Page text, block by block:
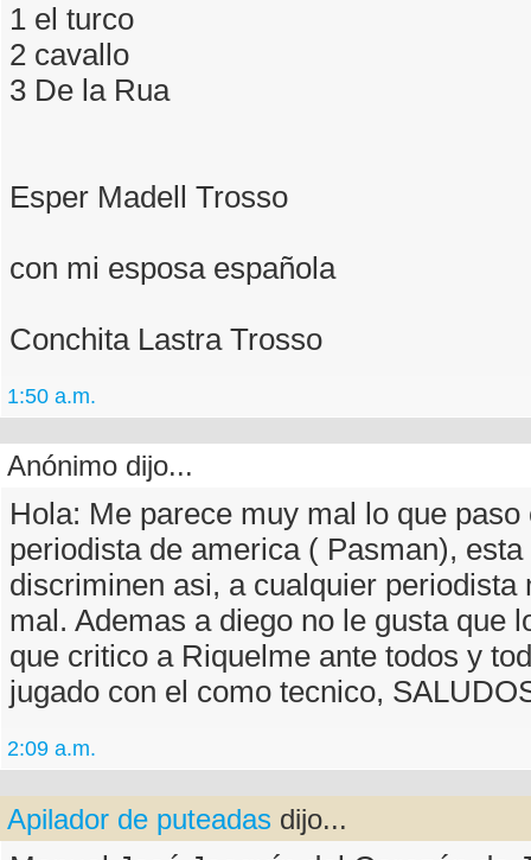
1 el turco
2 cavallo
3 De la Rua
Esper Madell Trosso
con mi esposa española
Conchita Lastra Trosso
1:50 a.m.
Anónimo dijo...
Hola: Me parece muy mal lo que paso
periodista de america ( Pasman),
discriminen asi, a cualquier periodista
mal. Ademas a diego no le gusta que
que critico a Riquelme ante todos y
jugado con el como tecnico,
2:09 a.m.
Apilador de puteadas dijo...